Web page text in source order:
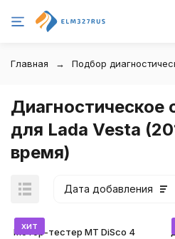
Главная Подбор
Диагностическое
для Lada Vesta
время)
Дата добавления
хит
Мотор-тестер MT DiSco 4